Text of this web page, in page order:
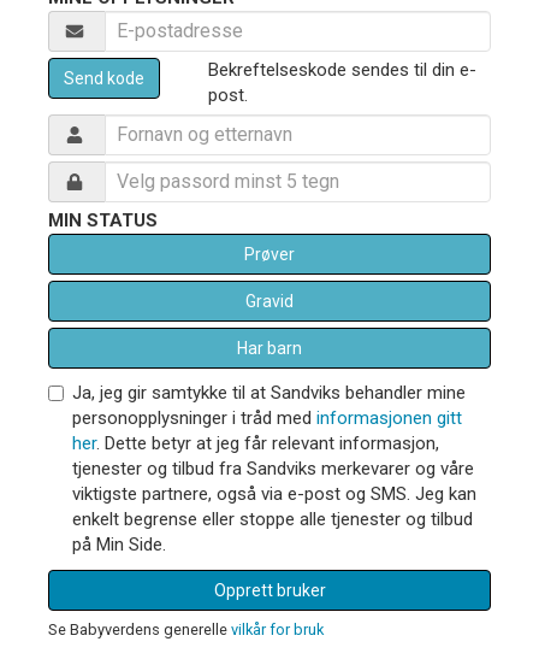
Send kode
Bekreftelseskode sendes til din e-
post.
MIN STATUS
Prøver
Gravid
Har barn
Ja, jeg gir samtykke til at Sandviks behandler mine
personopplysninger i tråd med informasjonen gitt
her. Dette betyr at jeg får relevant informasjon,
tjenester og tilbud fra Sandviks merkevarer og våre
viktigste partnere, også via e-post og SMS. Jeg kan
enkelt begrense eller stoppe alle tjenester og tilbud
på Min Side.
Opprett bruker
Se Babyverdens generelle vilkår for bruk